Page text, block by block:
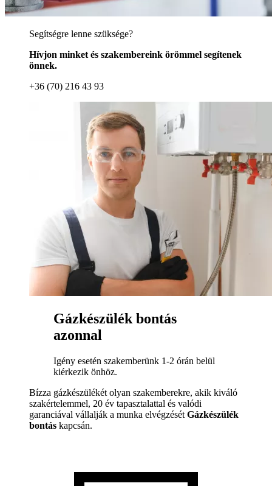
Segítségre lenne szüksége?
Hívjon minket és szakembereink örömmel segítenek
önnek.
+36 (70) 216 43 93
Gázkészülék bontás
azonnal
Igény esetén szakemberünk 1-2 órán belül
kiérkezik önhöz.
Bízza gázkészülékét olyan szakemberekre, akik kiváló
szakértelemmel, 20 év tapasztalattal és valódi
garanciával vállalják a munka elvégzését Gázkészülék
bontás kapcsán.